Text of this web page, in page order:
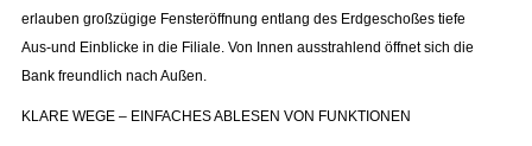
erlauben großzügige Fensteröffnung entlang des Erdgeschoßes tiefe
Aus-und Einblicke in die Filiale. Von Innen ausstrahlend öffnet sich die
Bank freundlich nach Außen.
KLARE WEGE – EINFACHES ABLESEN VON FUNKTIONEN